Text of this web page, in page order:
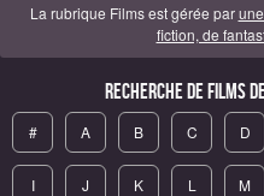
La rubrique Films est gérée par
fiction, de
Recherche de Films
# A B C D
I J K L M